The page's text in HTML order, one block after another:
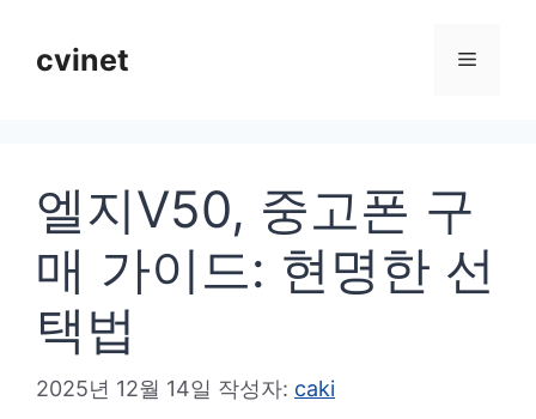
cvinet 메
엘지V50, 중고폰 구
매 가이드: 현명한 선
택법
2025년 12월 14일 작성자: caki